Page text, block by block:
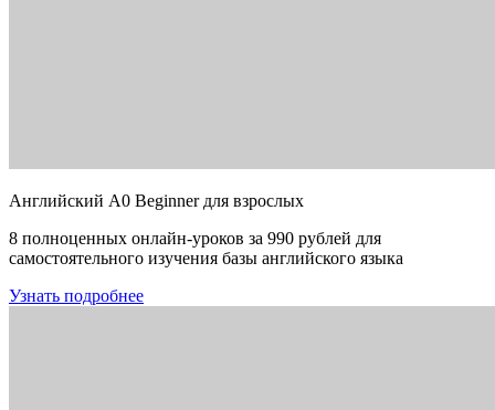
Английский A0 Beginner для взрослых
8 полноценных онлайн-уроков за 990 рублей для
самостоятельного изучения базы английского языка
Узнать подробнее